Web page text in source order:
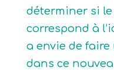
déterminer si
correspond à
a envie de
dans ce